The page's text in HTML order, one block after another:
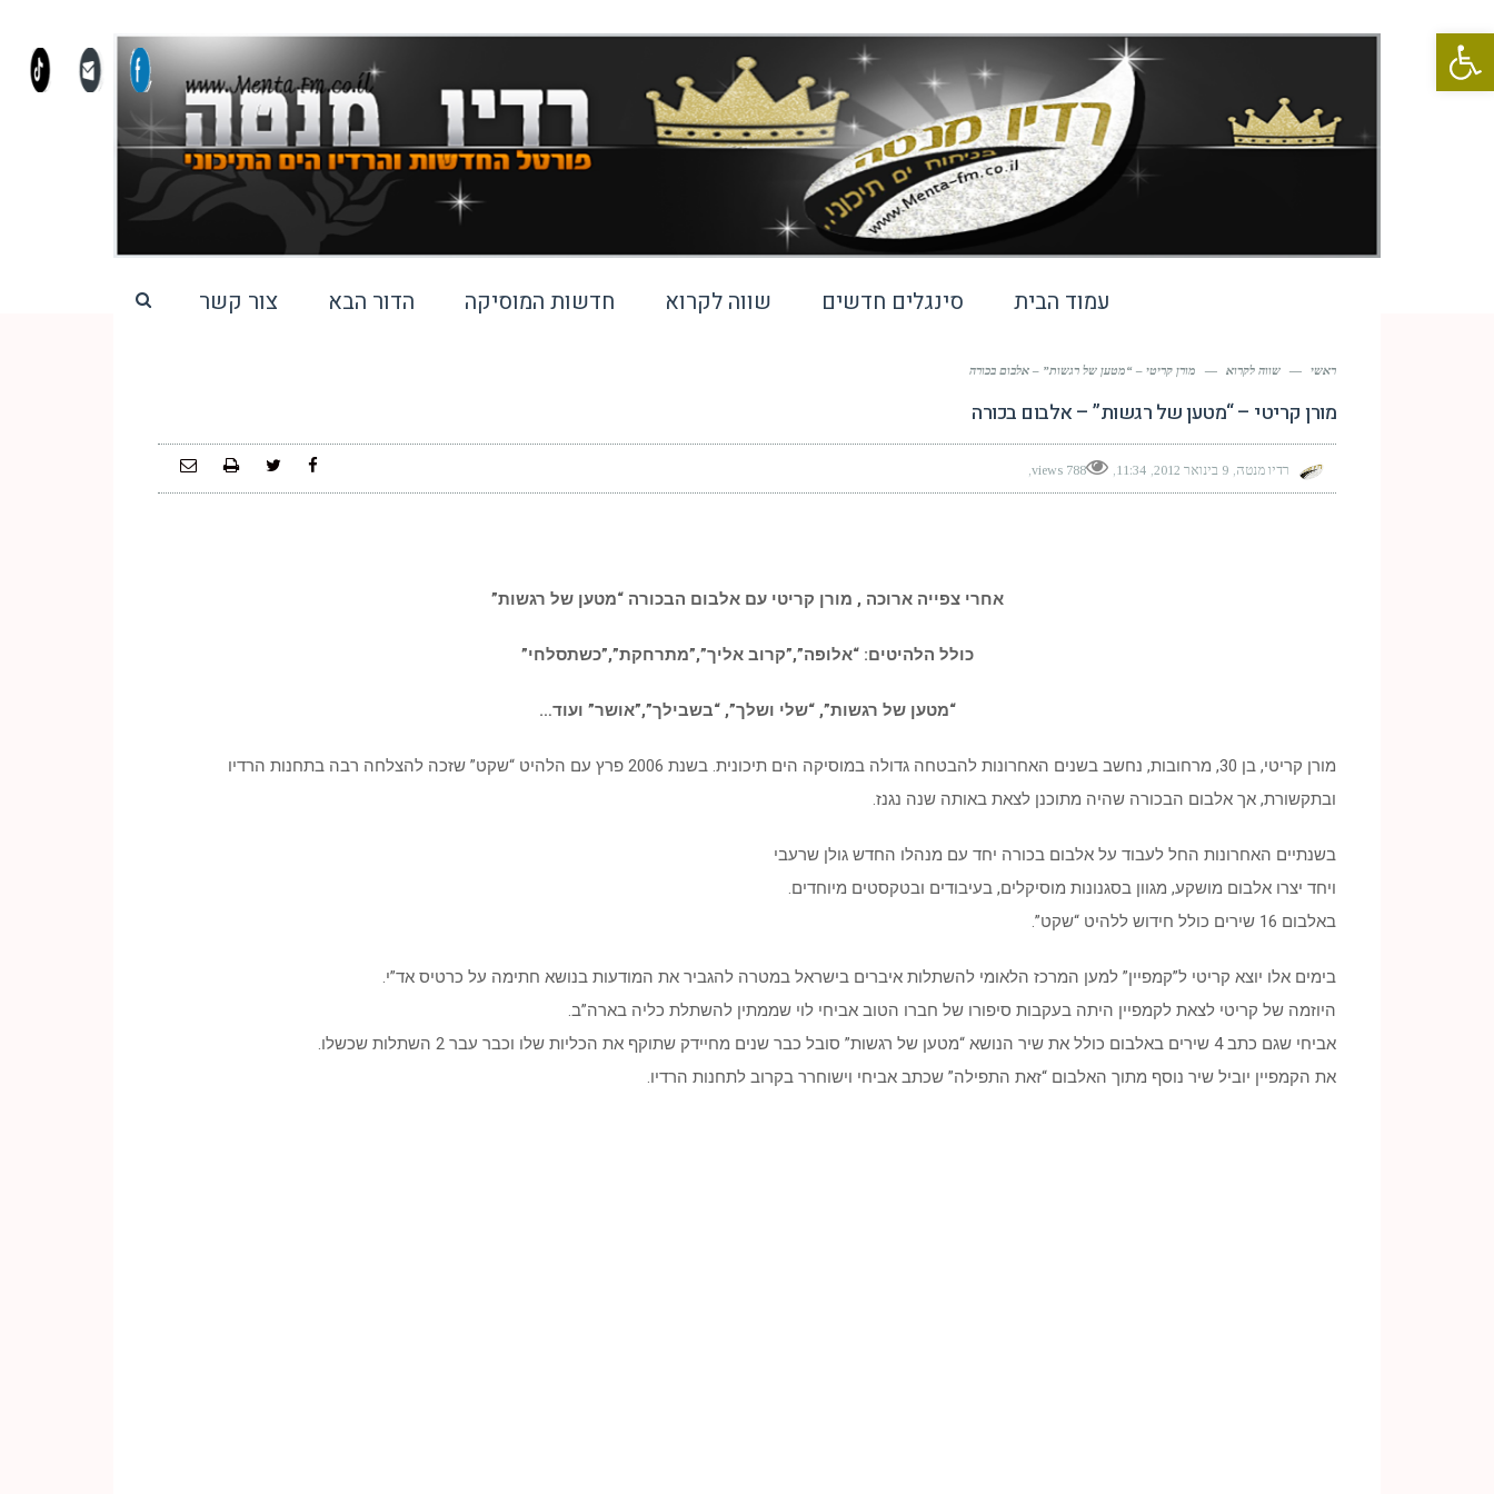
פתח סרגל נגישות
עמוד הבית סינגלים חדשים שווה לקרוא חדשות המוסיקה הדור הבא צור קשר
ראשי — שווה לקרוא — מורן קריטי – “מטען של רגשות” – אלבום בכורה
מורן קריטי – “מטען של רגשות” – אלבום בכורה
רדיו מנטה 9 בינואר 2012 11:34
788 views
אחרי צפייה ארוכה , מורן קריטי עם אלבום הבכורה “מטען של רגשות”
כולל הלהיטים: “אלופה”,”קרוב אליך”,”מתרחקת”,”כשתסלחי”
“מטען של רגשות”, “שלי ושלך”, “בשבילך”,”אושר” ועוד…
מורן קריטי, בן 30, מרחובות, נחשב בשנים האחרונות להבטחה גדולה במוסיקה הים תיכונית. בשנת 2006 פרץ עם הלהיט “שקט” שזכה להצלחה רבה בתחנות הרדיו
ובתקשורת, אך אלבום הבכורה שהיה מתוכנן לצאת באותה שנה נגנז.
בשנתיים האחרונות החל לעבוד על אלבום בכורה יחד עם מנהלו החדש גולן שרעבי
ויחד יצרו אלבום מושקע, מגוון בסגנונות מוסיקלים, בעיבודים ובטקסטים מיוחדים.
באלבום 16 שירים כולל חידוש ללהיט “שקט”.
בימים אלו יוצא קריטי ל”קמפיין” למען המרכז הלאומי להשתלות איברים בישראל במטרה להגביר את המודעות בנושא חתימה על כרטיס אד”י.
היוזמה של קריטי לצאת לקמפיין היתה בעקבות סיפורו של חברו הטוב אביחי לוי שממתין להשתלת כליה בארה”ב.
אביחי שגם כתב 4 שירים באלבום כולל את שיר הנושא “מטען של רגשות” סובל כבר שנים מחיידק שתוקף את הכליות שלו וכבר עבר 2 השתלות שכשלו.
את הקמפיין יוביל שיר נוסף מתוך האלבום “זאת התפילה” שכתב אביחי וישוחרר בקרוב לתחנות הרדיו.